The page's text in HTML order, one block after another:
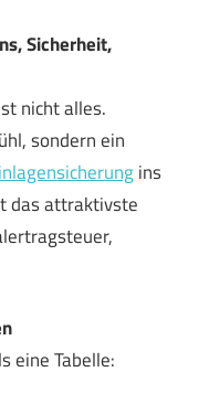
Sicherheit,
nicht alles.
sondern ein
ins
das attraktivste
eine Tabelle: